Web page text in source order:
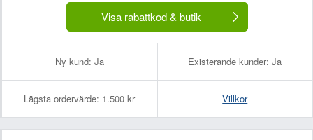
Visa rabattkod & butik
Ny kund: Ja Existerande kunder: Ja
Lägsta ordervärde: 1.500 kr Villkor